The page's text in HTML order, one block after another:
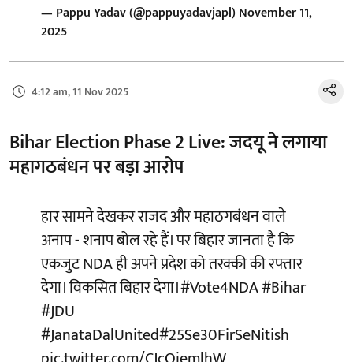
— Pappu Yadav (@pappuyadavjapl)November 11,
2025
4:12 am, 11 Nov 2025
Bihar Election Phase 2 Live: जदयू ने लगाया
महागठबंधन पर बड़ा आरोप
हार सामने देखकर राजद और महाठगबंधन वाले
अनाप - शनाप बोल रहे हैं। पर बिहार जानता है कि
एकजुट NDA ही अपने प्रदेश को तरक्की की रफ्तार
देगा। विकसित बिहार देगा।#Vote4NDA#Bihar
#JDU
#JanataDalUnited#25Se30FirSeNitish